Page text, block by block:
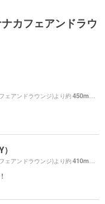
カフェアンドラウ
ェアンドラウンジ)より約450m （徒
ェアンドラウンジ)より約410m （徒